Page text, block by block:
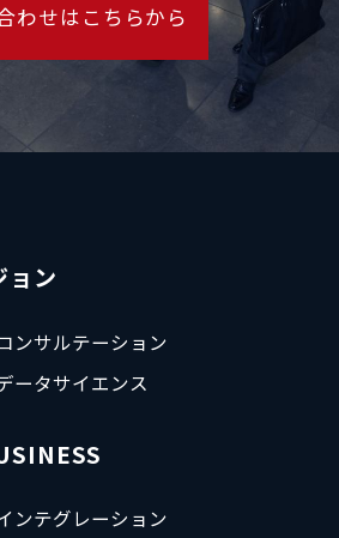
わせはこちらから
ョン
ンサルテーション
ータサイエンス
ンテグレーション